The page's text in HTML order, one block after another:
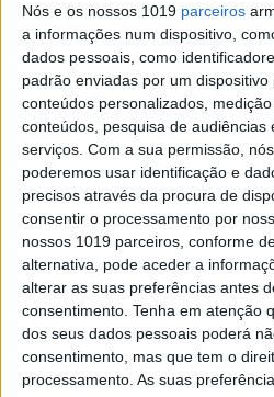
Nós e os nossos 1019 parceiros
a informações num dispositivo,
dados pessoais, como
padrão enviadas por um
conteúdos personalizados,
conteúdos, pesquisa de audiências
serviços. Com a sua permissão,
poderemos usar identificação e
precisos através da procura de
consentir o processamento por
nossos 1019 parceiros, conforme
alternativa, pode aceder a
alterar as suas preferências antes
consentimento. Tenha em atenção
dos seus dados pessoais poderá
consentimento, mas que tem o
processamento. As suas
Exame
EXAME INFORMÁTICA
Huawei Mate XS 2
smartphone o
Colocámos à prova o mais